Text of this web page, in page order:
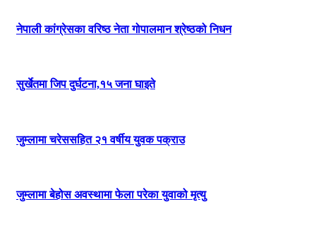
नेपाली कांग्रेसका वरिष्ठ नेता गोपालमान श्रेष्ठको निधन
सुर्खेतमा जिप दुर्घटना,१५ जना घाइते
जुम्लामा चरेससहित २१ वर्षीय युवक पक्राउ
जुम्लामा बेहोस अवस्थामा फेला परेका युवाको मृत्यु